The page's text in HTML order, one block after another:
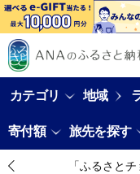
カテゴリ 地域
寄付額 旅先を探す
「ふるさと